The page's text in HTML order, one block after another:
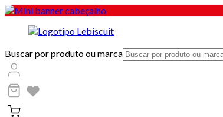
Buscar por produto ou marca